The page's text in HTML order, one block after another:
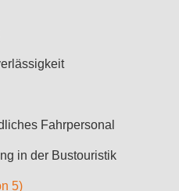
Fahrpersonal
in der Bustouristik
5)